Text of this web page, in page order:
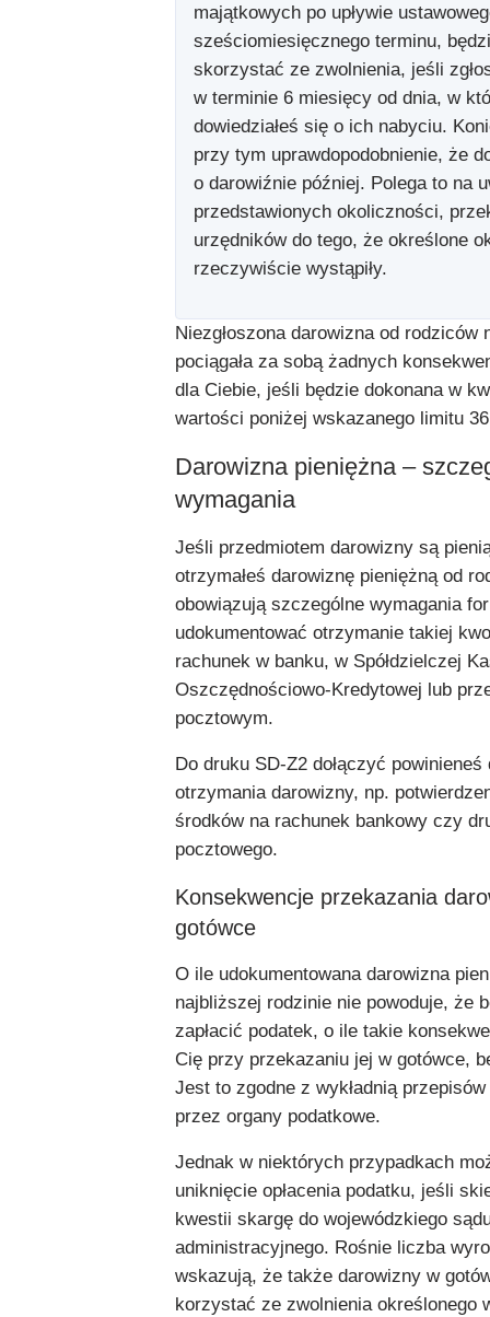
majątkowych po upływie
sześciomiesięcznego terminu,
skorzystać ze zwolnienia, jeśli
w terminie 6 miesięcy od dnia, w
dowiedziałeś się o ich nabyciu.
przy tym uprawdopodobnienie, że
o darowiźnie później. Polega to na
przedstawionych okoliczności,
urzędników do tego, że określone
rzeczywiście wystąpiły.
Niezgłoszona darowizna od rodziców
pociągała za sobą żadnych
dla Ciebie, jeśli będzie dokonana w
wartości poniżej wskazanego limitu 36
Darowizna pieniężna –
wymagania
Jeśli przedmiotem darowizny są
otrzymałeś darowiznę pieniężną od
obowiązują szczególne wymagania
udokumentować otrzymanie takiej
rachunek w banku, w Spółdzielczej
Oszczędnościowo-Kredytowej lub
pocztowym.
Do druku SD-Z2 dołączyć powinieneś
otrzymania darowizny, np.
środków na rachunek bankowy czy
pocztowego.
Konsekwencje przekazania
gotówce
O ile udokumentowana darowizna
najbliższej rodzinie nie powoduje, że
zapłacić podatek, o ile takie
Cię przy przekazaniu jej w gotówce,
Jest to zgodne z wykładnią
przez organy podatkowe.
Jednak w niektórych przypadkach
uniknięcie opłacenia podatku, jeśli
kwestii skargę do wojewódzkiego
administracyjnego. Rośnie liczba
wskazują, że także darowizny w
korzystać ze zwolnienia określonego